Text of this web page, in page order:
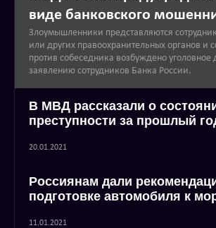
виде банковского
Злоумышленники представляются
или других правоохранительных органов и
против собеседника возбуждено уголовное
заявлению сотрудников Банка России.
В МВД рассказали о
преступности за прошлый
20.01.2021
Россиянам дали
подготовке автомобиля к
11.01.2021